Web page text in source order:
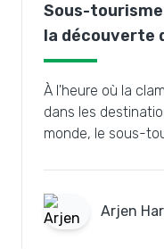
Sous-
la découverte
À l'heure où la
dans les
monde, le sous-
moins connus
de voyage durables.
Arjen